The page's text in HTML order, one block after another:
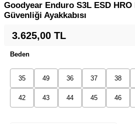
Goodyear Enduro S3L ESD
Güvenliği Ayakkabısı
3.625,00 TL
Beden
35 49 36 37 38
42 43 44 45 46